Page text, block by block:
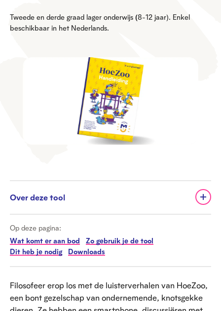
Tweede en derde graad lager onderwijs (8-12 jaar). Enkel
beschikbaar in het Nederlands.
Over deze tool
Op deze pagina:
Wat komt er aan bod
Zo gebruik je de tool
Dit heb je nodig
Downloads
Filosofeer erop los met de luisterverhalen van HoeZoo,
een bont gezelschap van ondernemende, knotsgekke